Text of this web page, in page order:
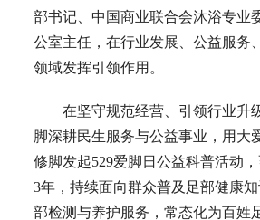
部书记、中国商业联合会沐浴专业
公室主任，在行业发展、公益服务
领域发挥引领作用。
在坚守规范经营、引领行业升
脚深耕民生服务与公益事业，用大
修脚发起529爱脚日公益科普活动
3年，持续面向群众普及足部健康
部检测与养护服务，常态化为百姓